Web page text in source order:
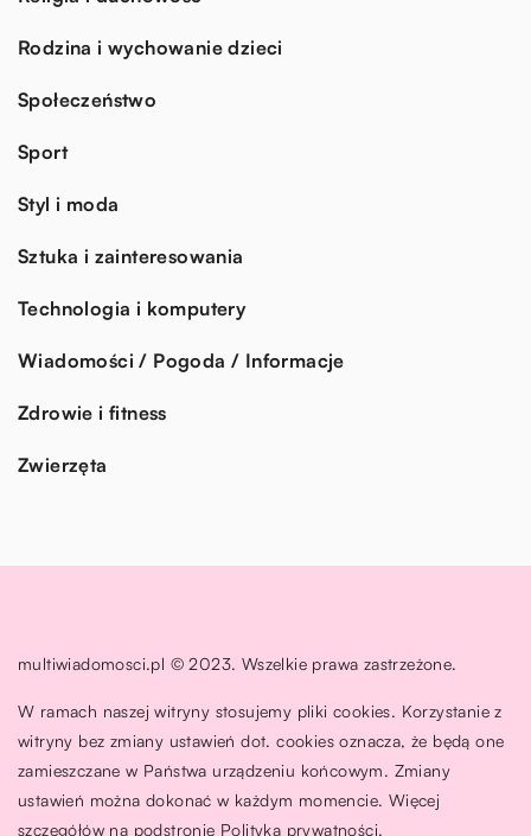
Rodzina i wychowanie dzieci
Społeczeństwo
Sport
Styl i moda
Sztuka i zainteresowania
Technologia i komputery
Wiadomości / Pogoda / Informacje
Zdrowie i fitness
Zwierzęta
multiwiadomosci.pl © 2023. Wszelkie prawa zastrzeżone.
W ramach naszej witryny stosujemy pliki cookies. Korzystanie z
witryny bez zmiany ustawień dot. cookies oznacza, że będą one
zamieszczane w Państwa urządzeniu końcowym. Zmiany
ustawień można dokonać w każdym momencie. Więcej
szczegółów na podstronie Polityka prywatności.